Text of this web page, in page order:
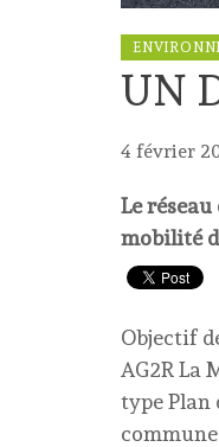
UN
4 février
Le
mobilité
Objectif
AG2R La
type Plan